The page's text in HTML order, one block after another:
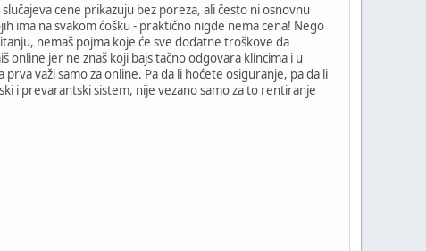
cene prikazuju bez poreza, ali često ni osnovnu
ima na svakom ćošku - praktično nigde nema cena! Nego
nemaš pojma koje će sve dodatne troškove da
online jer ne znaš koji bajs tačno odgovara klincima i u
važi samo za online. Pa da li hoćete osiguranje, pa da li
i prevarantski sistem, nije vezano samo za to rentiranje